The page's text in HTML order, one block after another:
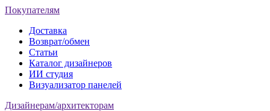
Покупателям
Доставка
Возврат/обмен
Статьи
Каталог дизайнеров
ИИ студия
Визуализатор панелей
Дизайнерам/архитекторам